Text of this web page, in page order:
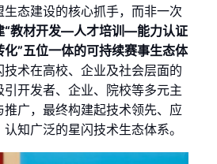
态建设的核心抓手，而非一次
“教材开发—人才培训—能力认证
”五位一体的可持续赛事生态体
技术在高校、企业及社会层面的
开发者、企业、院校等多元主
广，最终构建起技术领先、应
知广泛的星闪技术生态体系。